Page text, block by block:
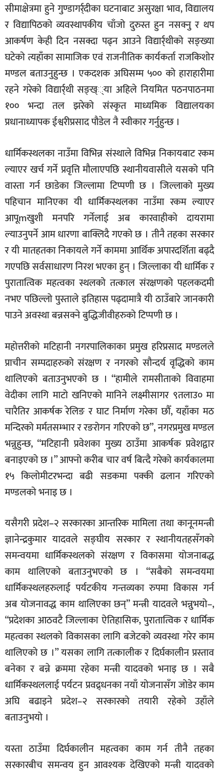
सीमाक्षेत्रमा हुने गुण्डागर्र्दीका घटनाबाट असुरक्षा भाव, विद्यालय
र विद्यापिठको व्यवस्थापकीय चाँजो दुरुस्त हुन नसक्नु र थप
आकर्षण केही दिन नसक्दा पढ्न आउने विद्यार्र्थीको सङ्ख्या
घटेको त्यहाँका सामाजिक एवं राजनीतिक कार्यकर्ता राजकिशोर
मण्डल बताउनुहुन्छ । एकदशक अघिसम्म ५०० को हाराहारीमा
रहने गरेको विद्यार्र्थी सङ्ख््या अहिले नियमित पठनपाठनमा
१०० भन्दा तल झरेको संस्कृत माध्यमिक विद्यालयका
प्रधानाध्यापक ईश्वरीप्रसाद पौडेल नै स्वीकार गर्नुहुन्छ ।
धार्मिकस्थलका नाउँमा विभिन्न संस्थाले विभिन्न निकायबाट रकम
ल्याएर खर्च गर्ने प्रवृत्ति मौलाएपछि स्थानीयवासीले यसको पनि
वास्ता गर्न छाडेका जिल्लामा टिप्पणी छ । जिल्लाको मुख्य
पहिचान मानिएका यी धार्मिकस्थलका नाउँमा रकम ल्याएर
आपूmखुशी मनपरि गर्नेलाई अब कारवाहीको दायरामा
ल्याउनुपर्ने आम धारणा बाक्लिदै गएको छ । तीनै तहका सरकार
र यी मातहतका निकायले गर्ने काममा आर्थिक अपारदर्शिता बढ्दै
गएपछि सर्वसाधारण निरश भएका हुन् । जिल्लाका यी धार्मिक र
पुरातात्विक महत्वका स्थलको तत्काल संरक्षणको पहलकदमी
नभए पछिल्लो पुस्ताले इतिहास पढ्दामात्रै यी ठाउँबारे जानकारी
पाउने अवस्था बन्नसक्ने बुद्धिजीवीहरुको टिप्पणी छ ।
महोत्तरीको मटिहानी नगरपालिकाका प्रमुख हरिप्रसाद मण्डलले
प्राचीन सम्पदाहरुको संरक्षण र नगरको सौन्दर्य वृद्धिको काम
थालिएको बताउनुभएको छ । “हामीले रामसीताको विवाहमा
वेदीका लागि माटो खनिएको मानिने लक्ष्मीसागर ९तलाउ० मा
चारैतिर आकर्षक रेलिङ र घाट निर्माण गरेका छौँ, यहाँका मठ
मन्दिरको मर्मतसम्भार र रङरोगन गरिएको छ”, नगरप्रमुख मण्डल
भन्नुहुन्छ, “मटिहानी प्रवेशका मुख्य ठाउँमा आकर्षक प्रवेशद्वार
बनाइएको छ ।” आफ्नो करीब चार वर्ष बित्दै गरेको कार्यकालमा
१५ किलोमीटरभन्दा बढी सडकमा पक्की ढलान गरिएको
मण्डलको भनाइ छ ।
यसैगरी प्रदेश–२ सरकारका आन्तरिक मामिला तथा कानूनमन्त्री
ज्ञानेन्द्रकुमार यादवले सङ्घीय सरकार र स्थानीयतहसँगको
समन्वयमा धार्मिकस्थलको संरक्षण र विकासमा योजनाबद्ध
काम थालिएको बताउनुभएको छ । “सबैको समन्वयमा
धार्मिकस्थलहरुलाई पर्यटकीय गन्तव्यका रुपमा विकास गर्न
अब योजनावद्ध काम थालिएका छन्” मन्त्री यादवले भन्नुभयो–,
“प्रदेशका आठवटै जिल्लाका ऐतिहासिक, पुरातात्विक र धार्मिक
महत्वका स्थलको विकासका लागि बजेटको व्यवस्था गरेर काम
थालिएको छ ।” यसका लागि तत्कालीक र दिर्घकालीन प्रस्ताव
बनेका र बन्ने क्रममा रहेका मन्त्री यादवको भनाइ छ । सबै
धार्मिकस्थललाई पर्यटन प्रवद्र्धनका नयाँ योजनासँग जोडेर काम
अघि बढाइने प्रदेश–२ सरकारको तयारी रहेको उहाँले
बताउनुभयो ।
यस्ता ठाउँमा दिर्घकालीन महत्वका काम गर्न तीनै तहका
सरकारबीच समन्वय हुन आवश्यक देखिएको मन्त्री यादवको